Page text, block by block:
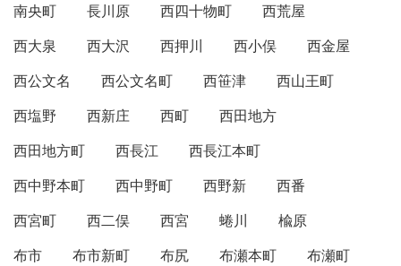
南央町
長川原 西四十物町
西荒屋
西大泉
西大沢 西押川 西小俣
西金屋
西公文名
西公文名町 西笹津
西山王町
西塩野
西新庄 西町
西田地方
西田地方町
西長江
西長江本町
西中野本町
西中野町 西野新
西番
西宮町
西二俣 西宮 蜷川
楡原
布市
布市新町 布尻 布瀬本町
布瀬町